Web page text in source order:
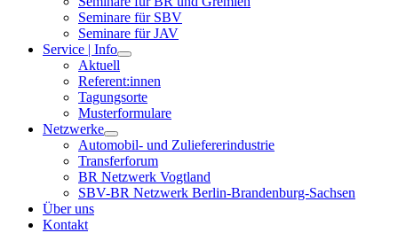
Seminare für SBV
Seminare für JAV
Service | Info
Aktuell
Referent:innen
Tagungsorte
Musterformulare
Netzwerke
Automobil- und Zuliefererindustrie
Transferforum
BR Netzwerk Vogtland
SBV-BR Netzwerk Berlin-Brandenburg-Sachsen
Über uns
Kontakt